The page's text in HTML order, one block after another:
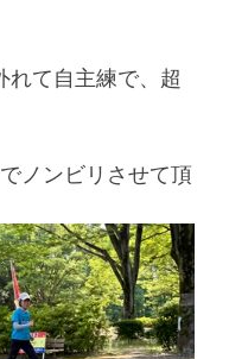
れて自主練で、超
ノンビリさせて頂